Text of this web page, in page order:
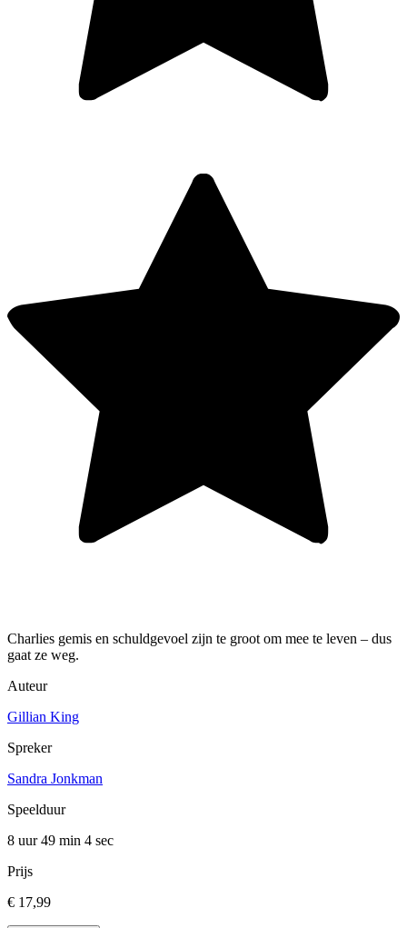
Charlies gemis en schuldgevoel zijn te groot om mee te leven – dus
gaat ze weg.
Auteur
Gillian King
Spreker
Sandra Jonkman
Speelduur
8 uur 49 min 4 sec
Prijs
€ 17,99